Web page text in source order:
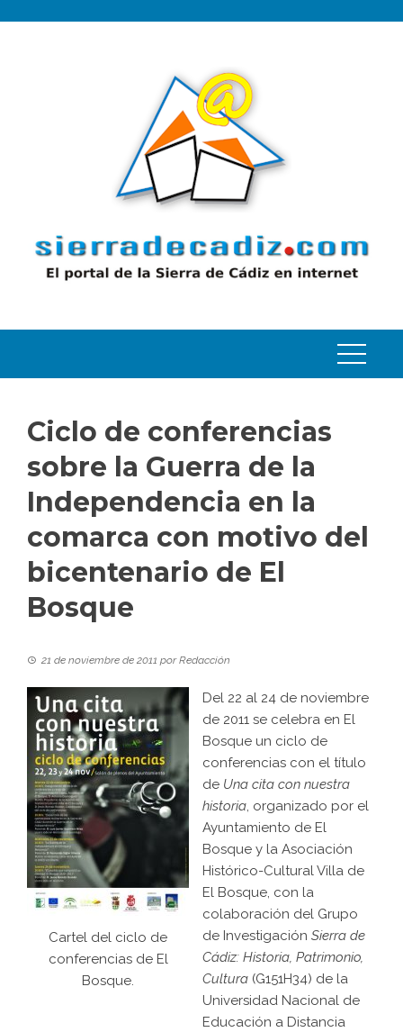
Ciclo de conferencias
sobre la Guerra de la
Independencia en la
comarca con motivo del
bicentenario de El
Bosque
21 de noviembre de 2011 porRedacción
Cartel del ciclo de
conferencias de El
Bosque.
Del 22 al 24 de noviembre
de 2011 se celebra en El
Bosque un ciclo de
conferencias con el título
de Una cita con nuestra
historia, organizado por el
Ayuntamiento de El
Bosque y la Asociación
Histórico-Cultural Villa de
El Bosque, con la
colaboración del Grupo
de Investigación Sierra de
Cádiz: Historia, Patrimonio,
Cultura (G151H34) de la
Universidad Nacional de
Educación a Distancia